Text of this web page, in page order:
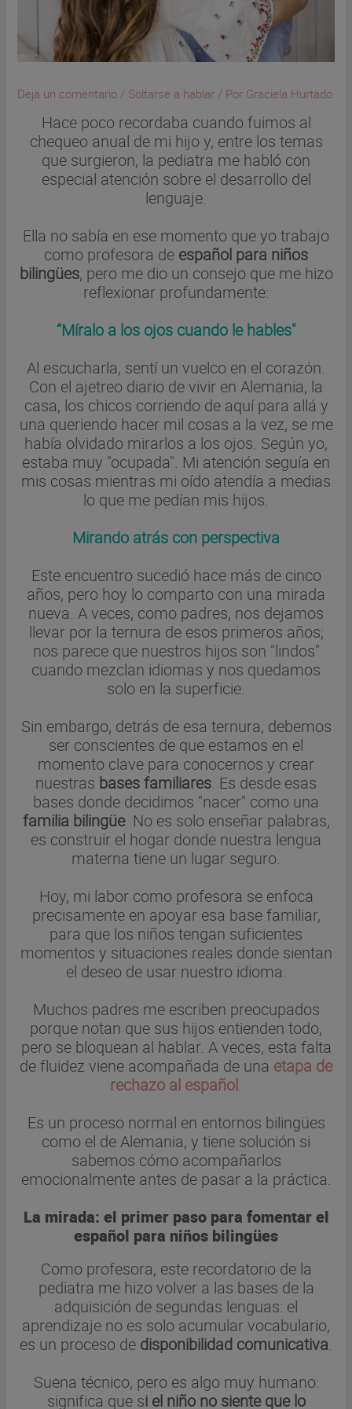
Deja un comentario / Soltarse a hablar / Por Graciela Hurtado
Hace poco recordaba cuando fuimos al
chequeo anual de mi hijo y, entre los temas
que surgieron, la pediatra me habló con
especial atención sobre el desarrollo del
lenguaje.
Ella no sabía en ese momento que yo trabajo
como profesora de español para niños
bilingües, pero me dio un consejo que me hizo
reflexionar profundamente:
“Míralo a los ojos cuando le hables"
Al escucharla, sentí un vuelco en el corazón.
Con el ajetreo diario de vivir en Alemania, la
casa, los chicos corriendo de aquí para allá y
una queriendo hacer mil cosas a la vez, se me
había olvidado mirarlos a los ojos. Según yo,
estaba muy "ocupada". Mi atención seguía en
mis cosas mientras mi oído atendía a medias
lo que me pedían mis hijos.
Mirando atrás con perspectiva
Este encuentro sucedió hace más de cinco
años, pero hoy lo comparto con una mirada
nueva. A veces, como padres, nos dejamos
llevar por la ternura de esos primeros años;
nos parece que nuestros hijos son "lindos"
cuando mezclan idiomas y nos quedamos
solo en la superficie.
Sin embargo, detrás de esa ternura, debemos
ser conscientes de que estamos en el
momento clave para conocernos y crear
nuestras bases familiares. Es desde esas
bases donde decidimos "nacer" como una
familia bilingüe. No es solo enseñar palabras,
es construir el hogar donde nuestra lengua
materna tiene un lugar seguro.
Hoy, mi labor como profesora se enfoca
precisamente en apoyar esa base familiar,
para que los niños tengan suficientes
momentos y situaciones reales donde sientan
el deseo de usar nuestro idioma.
Muchos padres me escriben preocupados
porque notan que sus hijos entienden todo,
pero se bloquean al hablar. A veces, esta falta
de fluidez viene acompañada de una etapa de
rechazo al español.
Es un proceso normal en entornos bilingües
como el de Alemania, y tiene solución si
sabemos cómo acompañarlos
emocionalmente antes de pasar a la práctica.
La mirada: el primer paso para fomentar el
español para niños bilingües
Como profesora, este recordatorio de la
pediatra me hizo volver a las bases de la
adquisición de segundas lenguas: el
aprendizaje no es solo acumular vocabulario,
es un proceso de disponibilidad comunicativa.
Suena técnico, pero es algo muy humano:
significa que si el niño no siente que lo